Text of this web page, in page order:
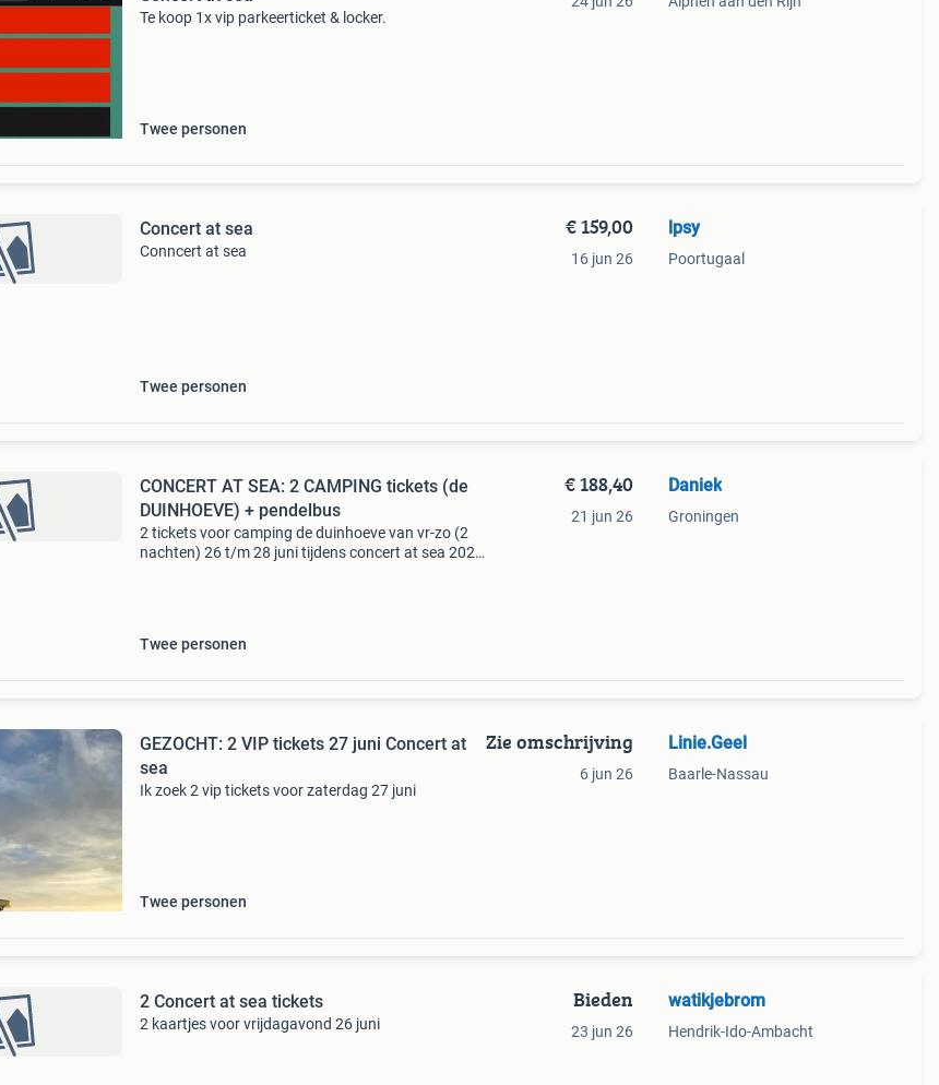
Te koop 1x vip parkeerticket & locker.
Twee personen
Concert at sea
Conncert at sea
Twee personen
€ 159,00
16 jun 26
lpsy
Poortugaal
CONCERT AT SEA: 2 CAMPING tickets (de
DUINHOEVE) + pendelbus
2 tickets voor camping de duinhoeve van vr-zo (2
nachten) 26 t/m 28 juni tijdens concert at sea 2026
Twee personen
€ 188,40
21 jun 26
Daniek
Groningen
GEZOCHT: 2 VIP tickets 27 juni Concert at
sea
Ik zoek 2 vip tickets voor zaterdag 27 juni
Twee personen
Zie omschrijving
6 jun 26
Linie.Geel
Baarle-Nassau
2 Concert at sea tickets
2 kaartjes voor vrijdagavond 26 juni
Bieden
23 jun 26
watikjebrom
Hendrik-Ido-Ambacht